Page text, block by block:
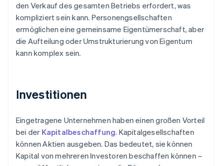
den Verkauf des gesamten Betriebs erfordert, was
kompliziert sein kann. Personengsellschaften
ermöglichen eine gemeinsame Eigentümerschaft, aber
die Aufteilung oder Umstrukturierung von Eigentum
kann komplex sein.
Investitionen
Eingetragene Unternehmen haben einen großen Vorteil
bei der Kapitalbeschaffung. Kapitalgesellschaften
können Aktien ausgeben. Das bedeutet, sie können
Kapital von mehreren Investoren beschaffen können –